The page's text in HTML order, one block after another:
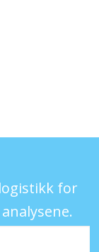
for